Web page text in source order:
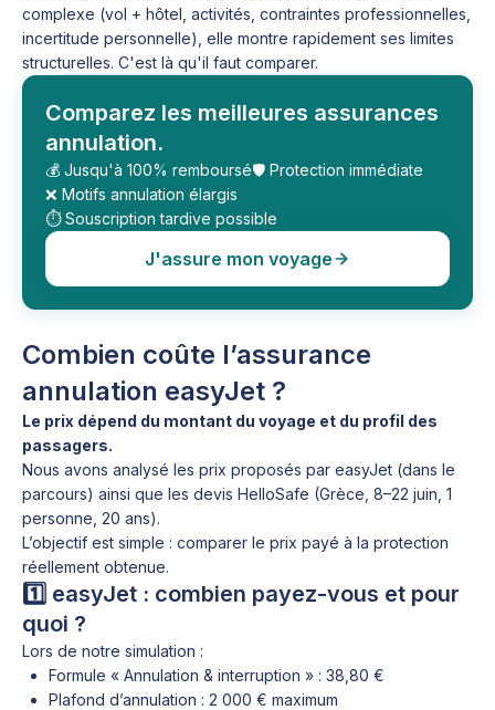
complexe (vol + hôtel, activités, contraintes professionnelles,
incertitude personnelle), elle montre rapidement ses limites
structurelles. C'est là qu'il faut comparer.
Comparez les meilleures assurances
annulation.
💰 Jusqu'à 100% remboursé🛡️ Protection immédiate
❌ Motifs annulation élargis
⏱️ Souscription tardive possible
J'assure mon voyage
Combien coûte l’assurance
annulation easyJet ?
Le prix dépend du montant du voyage et du profil des
passagers.
Nous avons analysé les prix proposés par easyJet (dans le
parcours) ainsi que les devis HelloSafe (Grèce, 8–22 juin, 1
personne, 20 ans).
L’objectif est simple : comparer le prix payé à la protection
réellement obtenue.
1️⃣ easyJet : combien payez-vous et pour
quoi ?
Lors de notre simulation :
Formule « Annulation & interruption » : 38,80 €
Plafond d’annulation : 2 000 € maximum